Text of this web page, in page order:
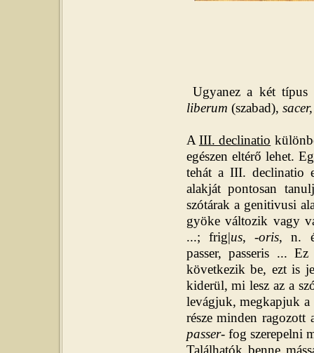
Ugyanez a két
liberum (szabad),
A III. declinatio
egészen eltérő lehet.
tehát a III. declinatio
alakját pontosan
szótárak a genitivusi
gyöke változik vagy
...; frig|us, -oris, n.
passer, passeris ... Ez
következik be, ezt is
kiderül, mi lesz az a
levágjuk, megkapjuk
része minden
passer- fog szerepelni
Találhatók benne